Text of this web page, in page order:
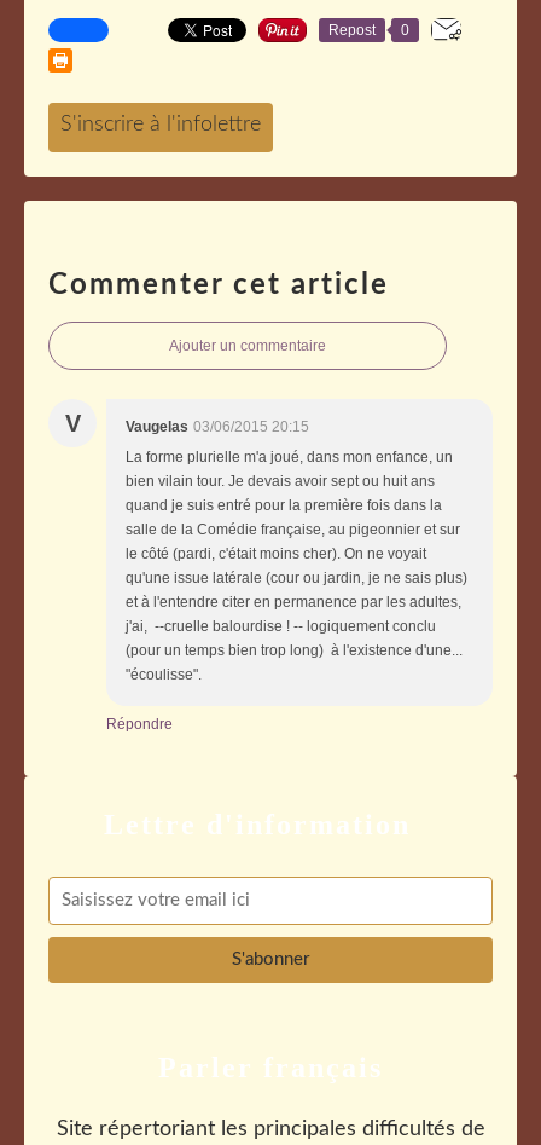
Repost 0
Commenter cet article
Ajouter un commentaire
V Vaugelas 03/06/2015 20:15
La forme plurielle m'a joué, dans mon enfance, un
bien vilain tour. Je devais avoir sept ou huit ans
quand je suis entré pour la première fois dans la
salle de la Comédie française, au pigeonnier et sur
le côté (pardi, c'était moins cher). On ne voyait
qu'une issue latérale (cour ou jardin, je ne sais plus)
et à l'entendre citer en permanence par les adultes,
j'ai, --cruelle balourdise ! -- logiquement conclu
(pour un temps bien trop long) à l'existence d'une...
"écoulisse".
Répondre
Parler français
Site répertoriant les principales difficultés de